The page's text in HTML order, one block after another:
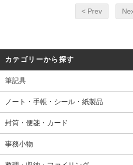
< Prev
カテゴリーから探す
筆記具
ノート・手帳・シール・紙製品
封筒・便箋・カード
事務小物